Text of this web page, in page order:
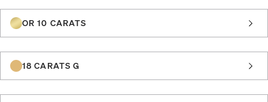
OR 10 CARATS
18 CARATS G